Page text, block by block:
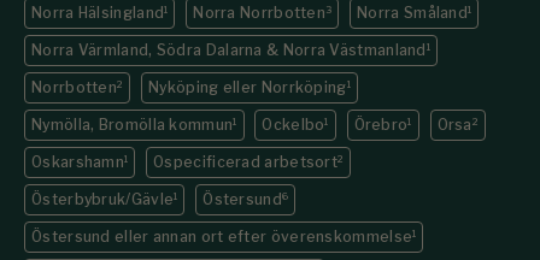
Norra Hälsingland1 Norra Norrbotten 3 Norra Småland1
Norra Värmland, Södra Dalarna & Norra Västmanland 1
Norrbotten2 Nyköping eller Norrköping1
Nymölla, Bromölla kommun1 Ockelbo1 Örebro1 Orsa 2
Oskarshamn1 Ospecificerad arbetsort2
Österbybruk/Gävle1 Östersund 6
Östersund eller annan ort efter överenskommelse1